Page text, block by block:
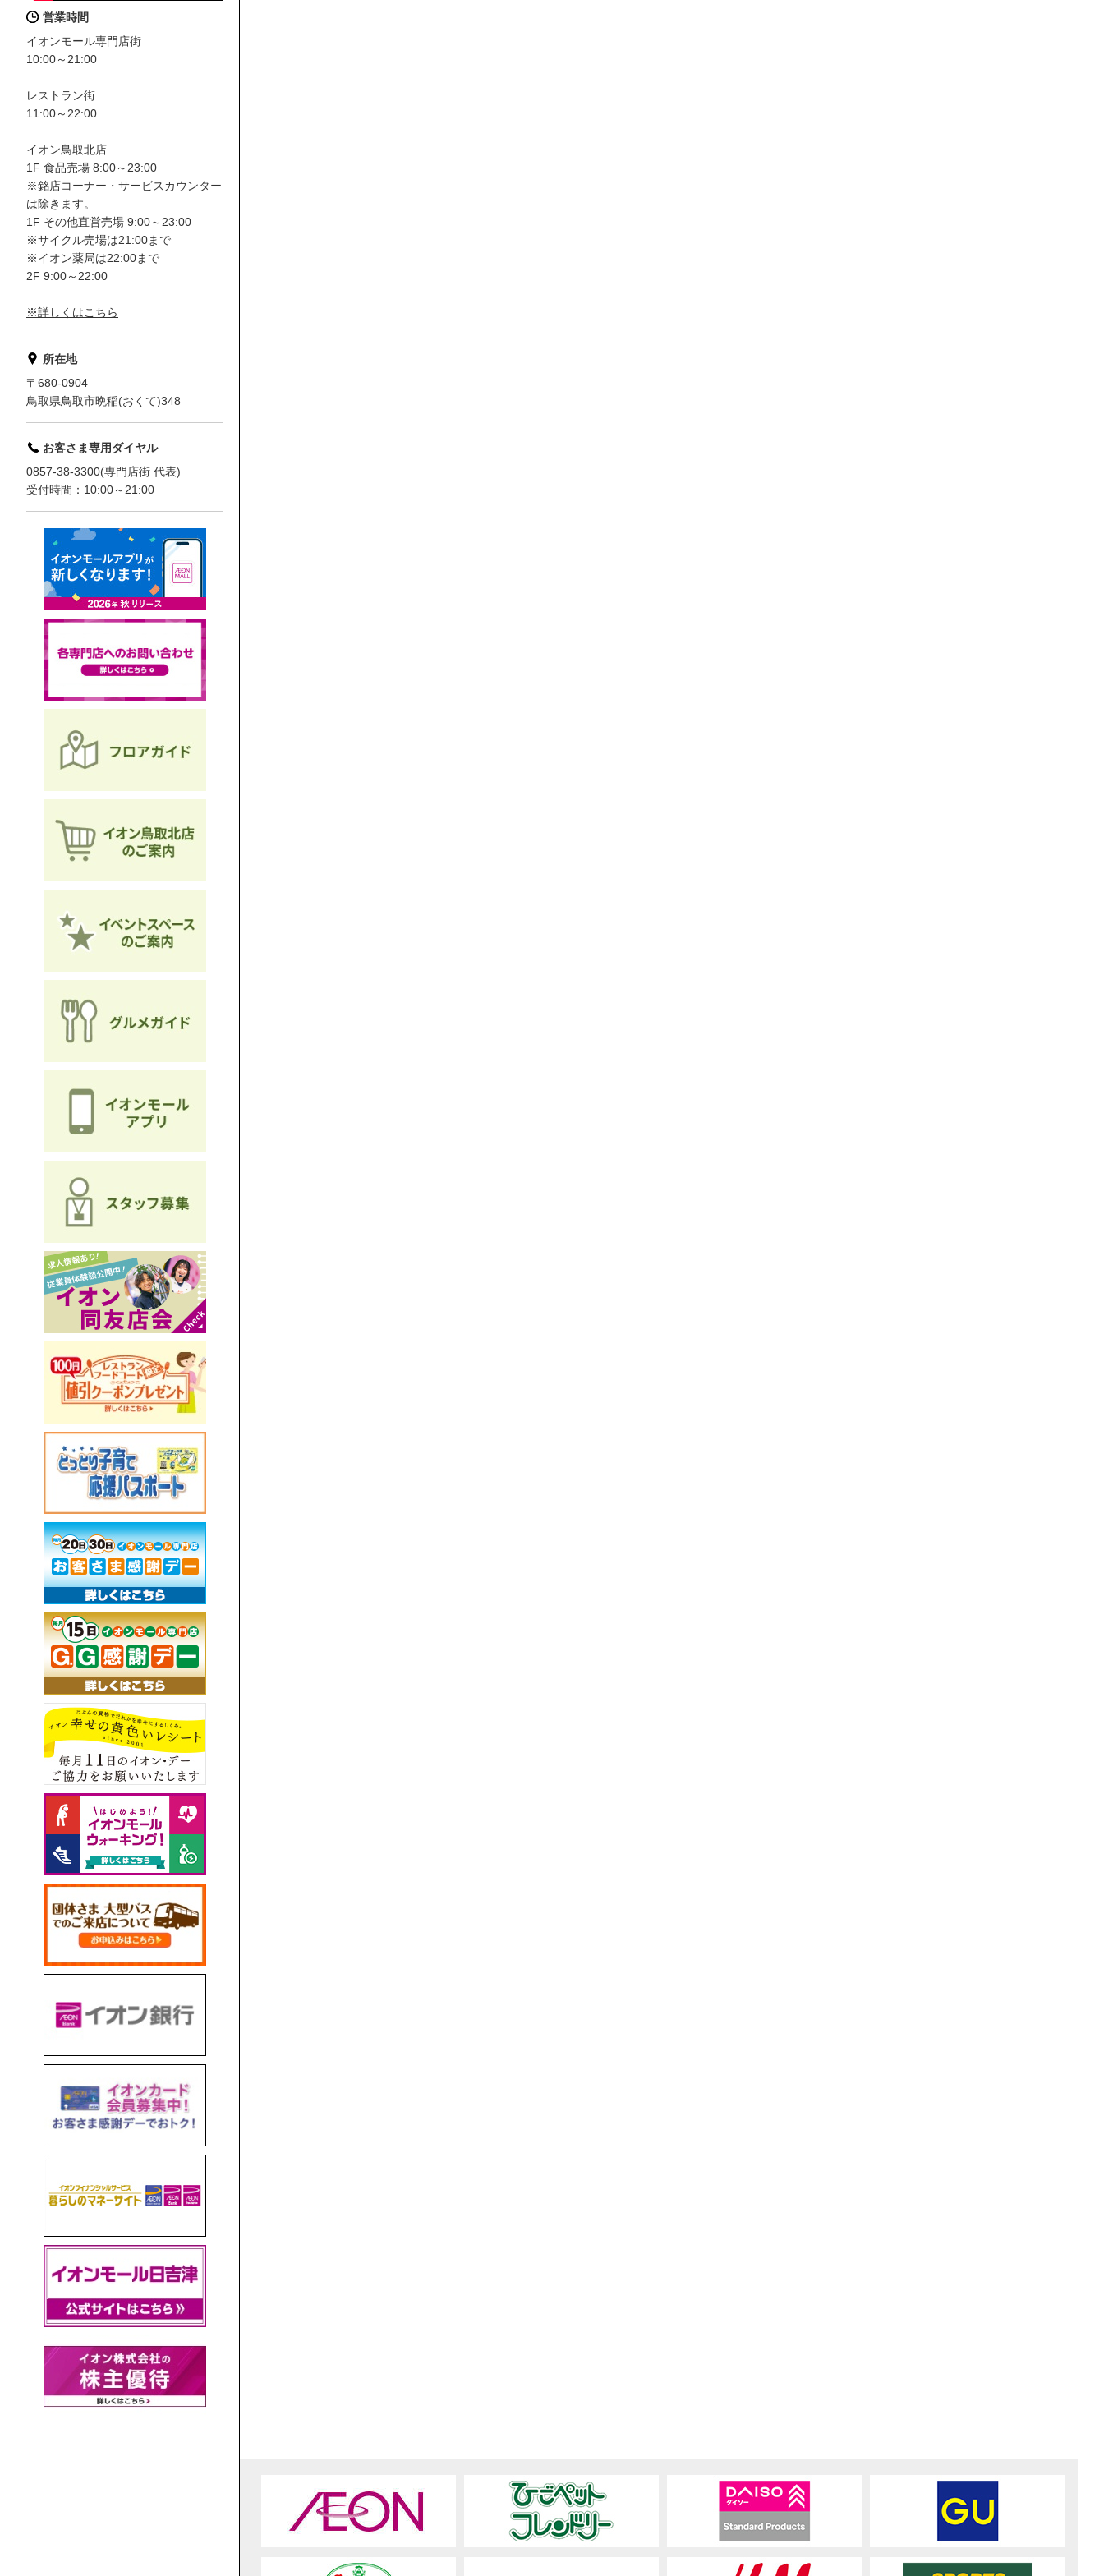
営業時間
イオンモール専門店街
10:00～21:00
レストラン街
11:00～22:00
イオン鳥取北店
1F 食品売場 8:00～23:00
※銘店コーナー・サービスカウンター
は除きます。
1F その他直営売場 9:00～23:00
※サイクル売場は21:00まで
※イオン薬局は22:00まで
2F 9:00～22:00
※詳しくはこちら
所在地
〒680-0904
鳥取県鳥取市晩稲(おくて)348
お客さま専用ダイヤル
0857-38-3300(専門店街 代表)
受付時間：10:00～21:00